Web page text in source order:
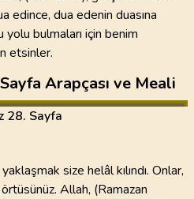
edince, dua edenin duasına
bulmaları için benim
etsinler.
Arapçası ve Meali
28. Sayfa
size helâl kılındı. Onlar,
Allah, (Ramazan